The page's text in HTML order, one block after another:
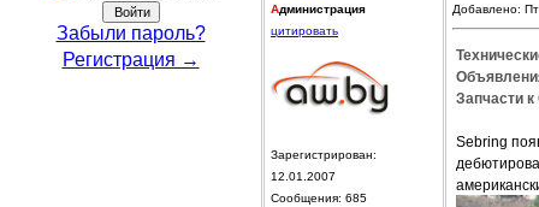
Забыли пароль?
Регистрация →
Администрация
цитировать
Зарегистрирован:
12.01.2007
Сообщения: 685
Добавлено:
Запчасти
Sebring